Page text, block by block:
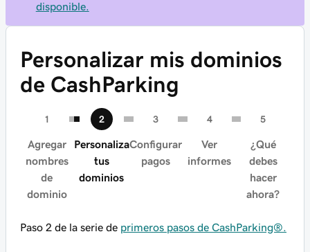
disponible.
Personalizar mis dominios
de CashParking
Agregar
nombres
de
dominio
Personaliza
tus
dominios
Configurar
pagos
Ver
informes
¿Qué
debes
hacer
ahora?
Paso 2 de la serie de primeros pasos de CashParking®.